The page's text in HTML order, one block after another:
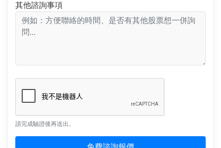
其他諮詢事項
請完成驗證後再送出。